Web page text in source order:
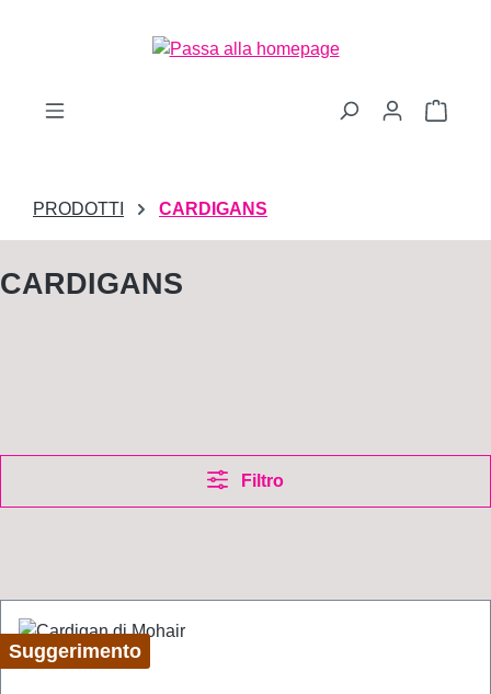
Il
PRODOTTI CARDIGANS
CARDIGANS
Filtro
Suggerimento